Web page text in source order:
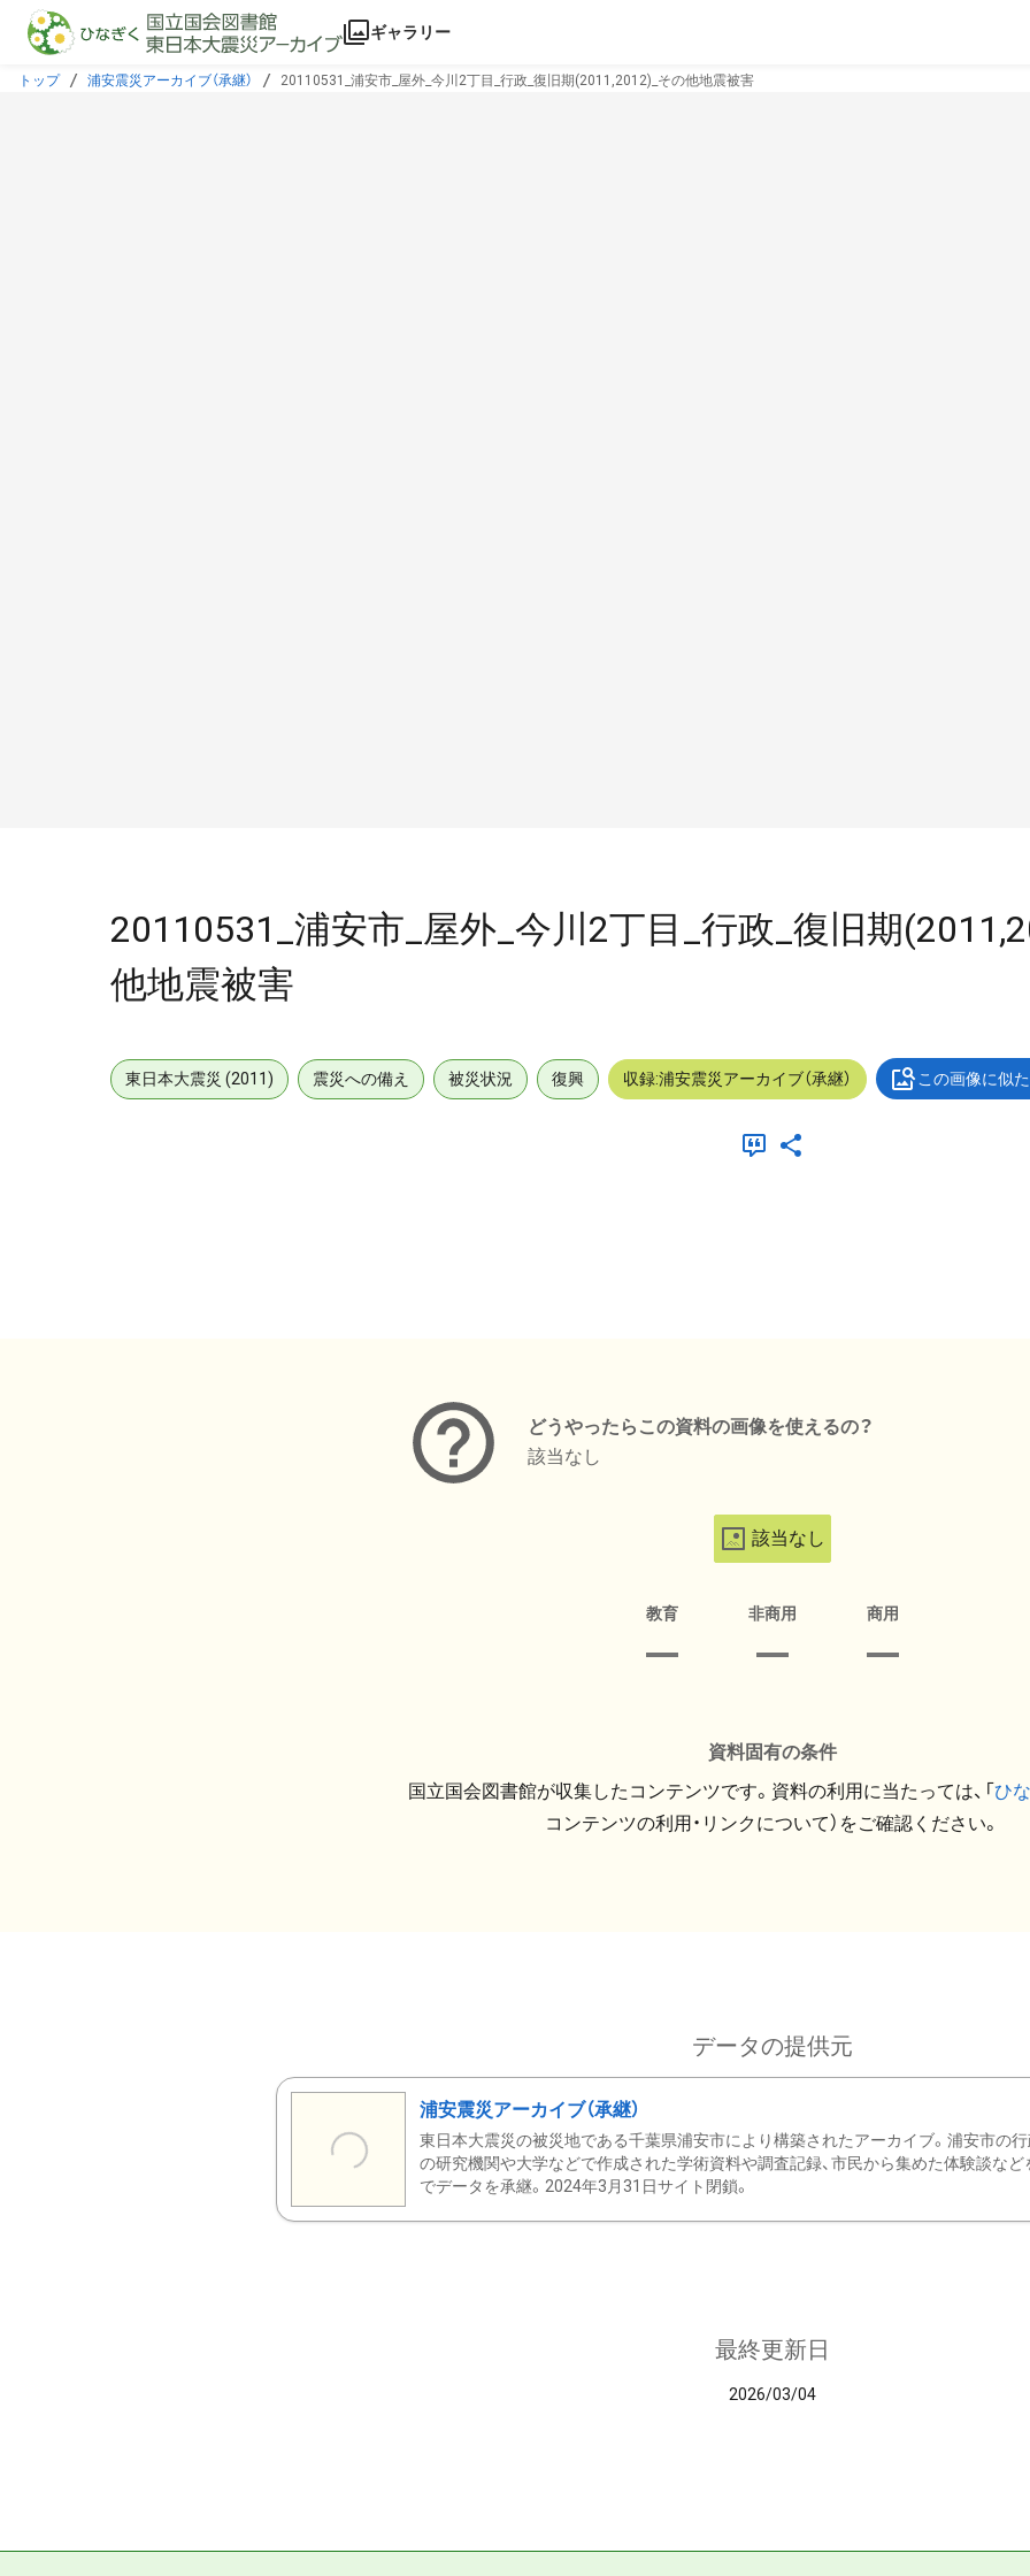
本文に飛ぶ
ギャラリー
トップ 浦安震災アーカイブ（承継） 20110531_浦安市_屋外_今川2丁目_行政_復旧期(2011,2012)_その他地震被害
20110531_浦安市_屋外_今川2丁目_行政_復旧期
他地震被害
東日本大震災 (2011) 震災への備え 被災状況 復興 収録:浦安震災アーカイブ（承継） この画像に似
どうやったらこの資料の画像を使えるの？
該当なし
該当なし
教育 非商用 商用
資料固有の条件
国立国会図書館が収集したコンテンツです。資料の利用に当たっては、「ひ
コンテンツの利用・リンクについて）をご確認ください。
データの提供元
浦安震災アーカイブ（承継）
東日本大震災の被災地である千葉県浦安市により構築されたアーカイブ。浦安市の行
の研究機関や大学などで作成された学術資料や調査記録、市民から集めた体験談など
でデータを承継。2024年3月31日サイト閉鎖。
最終更新日
2026/03/04